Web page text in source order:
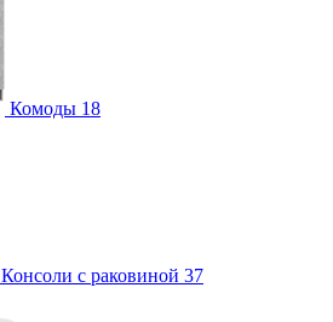
Комоды 18
Консоли с раковиной 37